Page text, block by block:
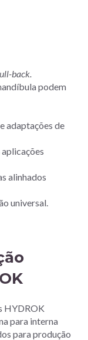
back.
podem
adaptações de
alinhados
universal.
HYDROK
para interna
para produção